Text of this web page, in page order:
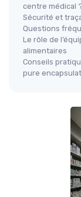
centre médical
Sécurité et
Questions
Le rôle de
alimentaires
Conseils
pure